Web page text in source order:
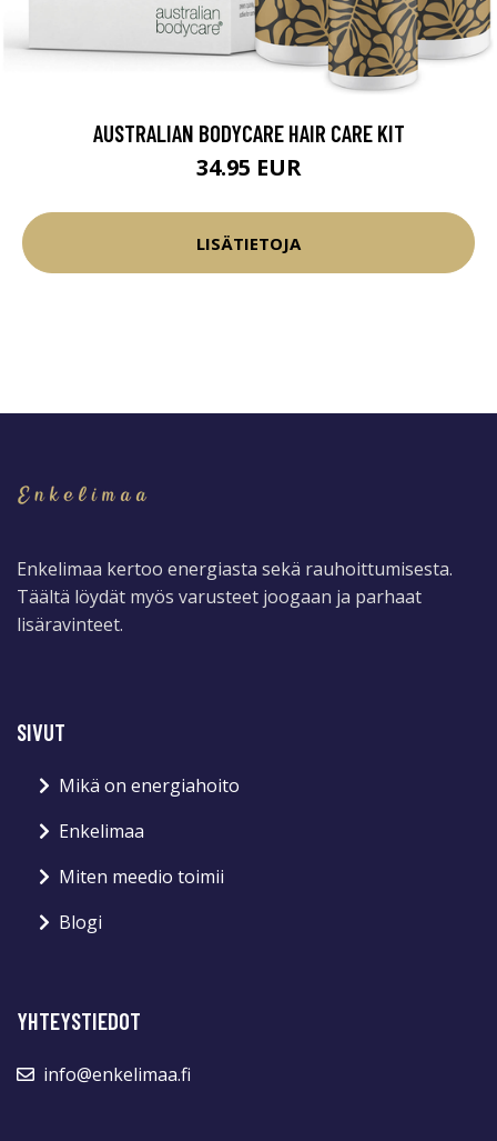
AUSTRALIAN BODYCARE HAIR CARE KIT
34.95 EUR
LISÄTIETOJA
Enkelimaa kertoo energiasta sekä rauhoittumisesta.
Täältä löydät myös varusteet joogaan ja parhaat
lisäravinteet.
SIVUT
Mikä on energiahoito
Enkelimaa
Miten meedio toimii
Blogi
YHTEYSTIEDOT
info@enkelimaa.fi